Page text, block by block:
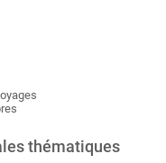
thématiques